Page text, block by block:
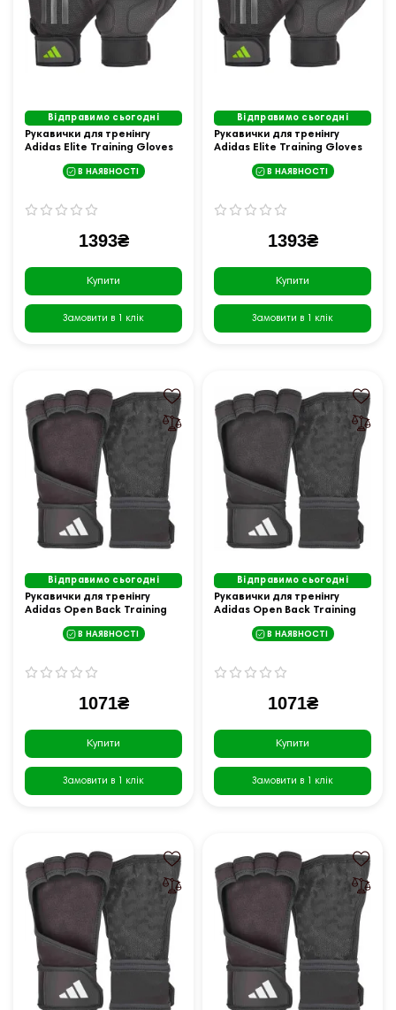
Відправимо сьогодні
Рукавички для тренінгу
Adidas Elite Training Gloves
В НАЯВНОСТІ
1393₴
Купити
Замовити в 1 клік
Відправимо сьогодні
Рукавички для тренінгу
Adidas Elite Training Gloves
В НАЯВНОСТІ
1393₴
Купити
Замовити в 1 клік
Відправимо сьогодні
Рукавички для тренінгу
Adidas Open Back Training
В НАЯВНОСТІ
1071₴
Купити
Замовити в 1 клік
Відправимо сьогодні
Рукавички для тренінгу
Adidas Open Back Training
В НАЯВНОСТІ
1071₴
Купити
Замовити в 1 клік